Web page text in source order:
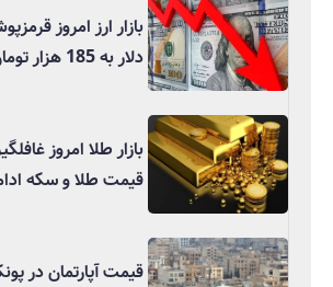
بازار ارز امروز
دلار به 185 هزار تومان رسید
بازار طلا امروز
قیمت طلا و سکه